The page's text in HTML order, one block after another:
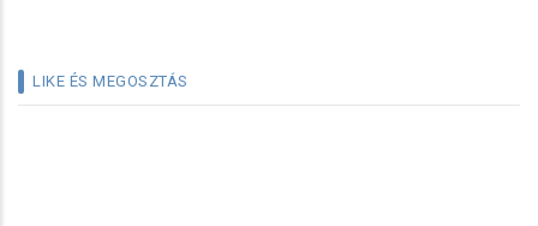
LIKE ÉS MEGOSZTÁS